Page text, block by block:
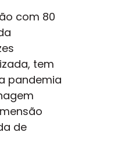
com 80
tem
pandemia
de